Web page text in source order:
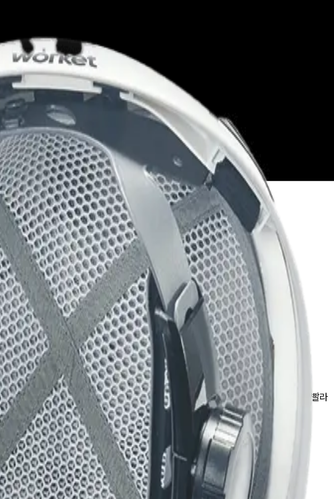
단과 5mm 스펀지가 결합되어 있어 많은 양의 땀을 신속하게 흡수하고 건조가 빨라
며 2차 충격시 머리를 보호하는 역할도 합니다.